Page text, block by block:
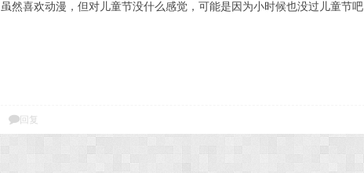
虽然喜欢动漫，但对儿童节没什么感觉，可能是因为小时候也没过儿童节吧
回复